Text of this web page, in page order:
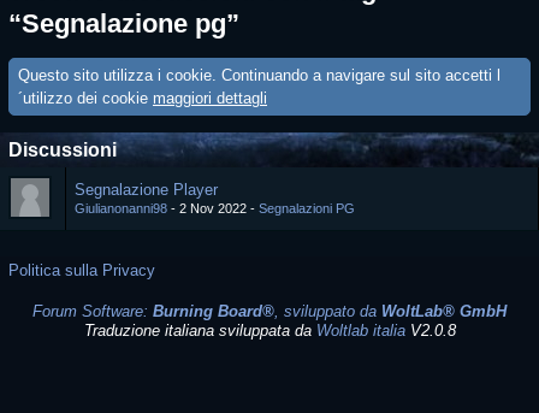
“Segnalazione pg”
Questo sito utilizza i cookie. Continuando a navigare sul sito accetti l
´utilizzo dei cookie maggiori dettagli
Discussioni
Segnalazione Player
Giulianonanni98 2 Nov 2022 Segnalazioni PG
Politica sulla Privacy
Forum Software: Burning Board®, sviluppato da WoltLab® GmbH
Traduzione italiana sviluppata da Woltlab italiaV2.0.8